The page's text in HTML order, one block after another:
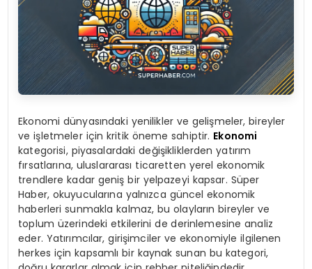
Ekonomi dünyasındaki yenilikler ve gelişmeler, bireyler
ve işletmeler için kritik öneme sahiptir. Ekonomi
kategorisi, piyasalardaki değişikliklerden yatırım
fırsatlarına, uluslararası ticaretten yerel ekonomik
trendlere kadar geniş bir yelpazeyi kapsar. Süper
Haber, okuyucularına yalnızca güncel ekonomik
haberleri sunmakla kalmaz, bu olayların bireyler ve
toplum üzerindeki etkilerini de derinlemesine analiz
eder. Yatırımcılar, girişimciler ve ekonomiyle ilgilenen
herkes için kapsamlı bir kaynak sunan bu kategori,